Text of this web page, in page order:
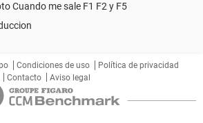
Cuando me sale F1 F2 y F5
Condiciones de uso
Política de privacidad
Contacto
Aviso legal